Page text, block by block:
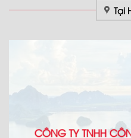
Tại
CÔNG TY TNHH